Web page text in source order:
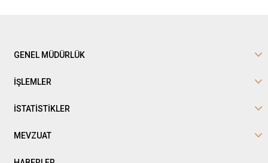
GENEL MÜDÜRLÜK
İŞLEMLER
İSTATİSTİKLER
MEVZUAT